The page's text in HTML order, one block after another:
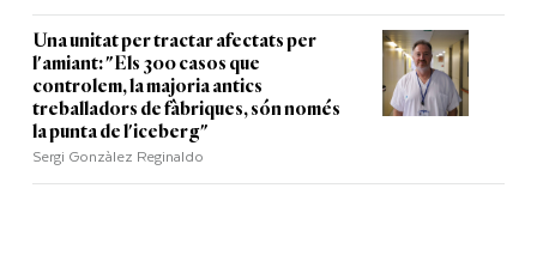
Una unitat per tractar afectats per
l'amiant: "Els 300 casos que
controlem, la majoria antics
treballadors de fàbriques, són només
la punta de l'iceberg"
Sergi Gonzàlez Reginaldo